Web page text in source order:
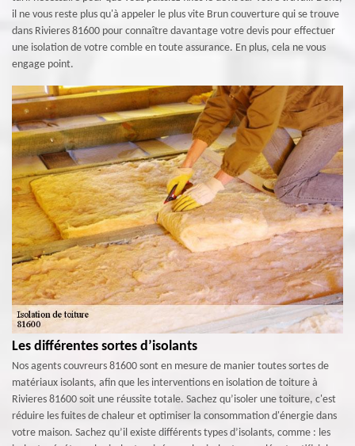
il ne vous reste plus qu'à appeler le plus vite Brun couverture qui se trouve
dans Rivieres 81600 pour connaître davantage votre devis pour effectuer
une isolation de votre comble en toute assurance. En plus, cela ne vous
engage point.
Les différentes sortes d’isolants
Nos agents couvreurs 81600 sont en mesure de manier toutes sortes de
matériaux isolants, afin que les interventions en isolation de toiture à
Rivieres 81600 soit une réussite totale. Sachez qu’isoler une toiture, c'est
réduire les fuites de chaleur et optimiser la consommation d'énergie dans
votre maison. Sachez qu’il existe différents types d’isolants, comme : les